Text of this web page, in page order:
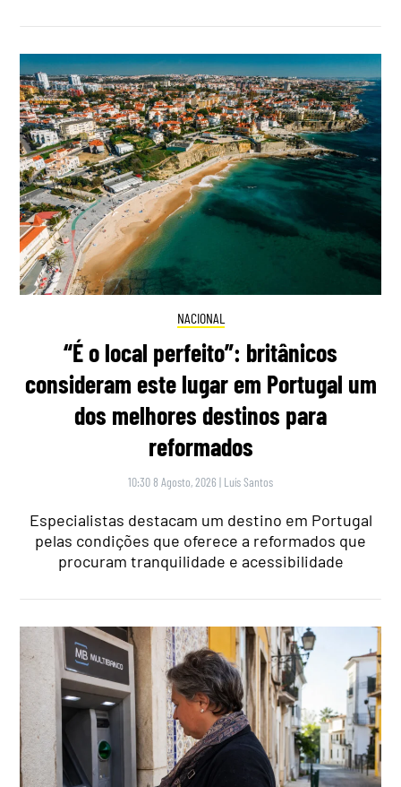
NACIONAL
“É o local perfeito”: britânicos
consideram este lugar em Portugal um
dos melhores destinos para
reformados
10:30 8 Agosto, 2026 | Luís Santos
Especialistas destacam um destino em Portugal
pelas condições que oferece a reformados que
procuram tranquilidade e acessibilidade